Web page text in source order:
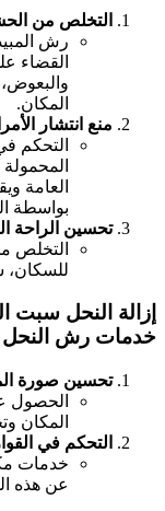
التخلص من
رش
القضاء
المكان.
منع انتشار
التحكم
العامة
بواسطة
تحسين الراحة
التخلص
للسكان،
النحل سبت
رش النحل
تحسين صورة
الحصول
المكان
التحكم في
خدمات
عن هذه